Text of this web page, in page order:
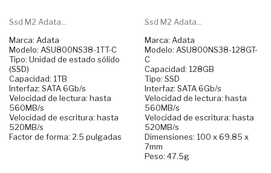
Ssd M2 Adata...
Marca: Adata
Modelo: ASU800NS38-1TT-C
Tipo: Unidad de estado sólido
(SSD)
Capacidad: 1TB
Interfaz: SATA 6Gb/s
Velocidad de lectura: hasta
560MB/s
Velocidad de escritura: hasta
520MB/s
Factor de forma: 2.5 pulgadas
Ssd M2 Adata...
Marca: Adata
Modelo: ASU800NS38-128GT-
C
Capacidad: 128GB
Tipo: SSD
Interfaz: SATA 6Gb/s
Velocidad de lectura: hasta
560MB/s
Velocidad de escritura: hasta
520MB/s
Dimensiones: 100 x 69.85 x
7mm
Peso: 47.5g